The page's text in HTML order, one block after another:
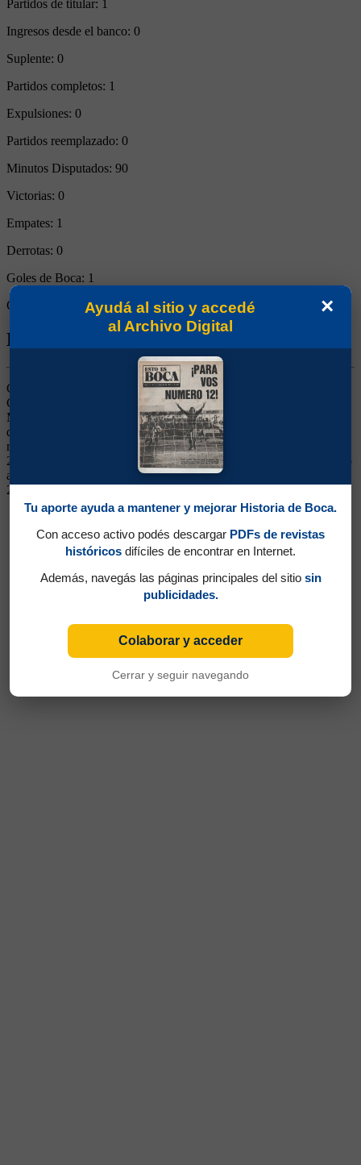
Partidos de titular: 1
Ingresos desde el banco: 0
Suplente: 0
Partidos completos: 1
Expulsiones: 0
Partidos reemplazado: 0
Minutos Disputados: 90
Victorias: 0
Empates: 1
Derrotas: 0
Goles de Boca: 1
Goles rivales:
Biografía de Jorman David Campuzano
Ganó 5 títulos (Superliga 2019/2020, Copa Diego Maradona 2020,
Copa Argentina 2021, Copa Liga Profesional y Campeonato 2022).
Mediocampista. Jugó en Deportivo Pereira y en Atlético Nacional
de Medellín. Arribó a Boca en enero de 2019. Fue de menor a
mayor, hasta tener un nivel destacado en la obtención del título de
2020. Luego decayó. Continuó en Giresunspor de Turquía. Regresó
a mediados de 2023. Se fue a Nacional de Medellín en junio de
2024
×
Ayudá al sitio y accedé
al Archivo Digital
Tu aporte ayuda a mantener y mejorar Historia de Boca.
Con acceso activo podés descargar PDFs de revistas
históricos difíciles de encontrar en Internet.
Además, navegás las páginas principales del sitio sin
publicidades.
Colaborar y acceder
Cerrar y seguir navegando